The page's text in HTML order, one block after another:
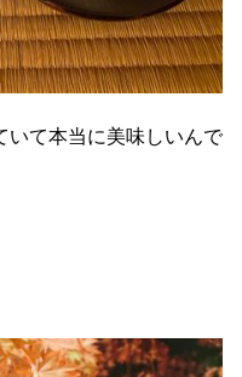
いて本当に美味しいんで